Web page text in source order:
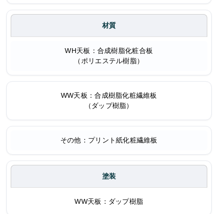
材質
WH天板：合成樹脂化粧合板
（ポリエステル樹脂）
WW天板：合成樹脂化粧繊維板
（ダップ樹脂）
その他：プリント紙化粧繊維板
塗装
WW天板：ダップ樹脂